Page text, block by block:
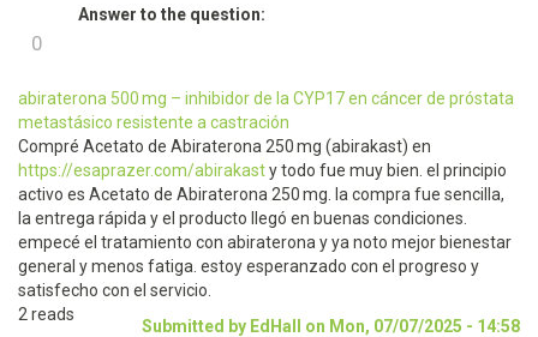
+1
0
Answer to the question:
abiraterona 500 mg – inhibidor de la CYP17 en cáncer de próstata
metastásico resistente a castración
Compré Acetato de Abiraterona 250 mg (abirakast) en
https://esaprazer.com/abirakasty todo fue muy bien. el principio
activo es Acetato de Abiraterona 250 mg. la compra fue sencilla,
la entrega rápida y el producto llegó en buenas condiciones.
empecé el tratamiento con abiraterona y ya noto mejor bienestar
general y menos fatiga. estoy esperanzado con el progreso y
satisfecho con el servicio.
Submitted by EdHall on Mon, 07/07/2025 - 14:58
2 reads